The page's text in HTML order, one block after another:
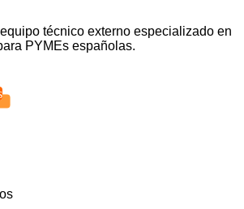
técnico externo especializado en
PYMEs españolas.